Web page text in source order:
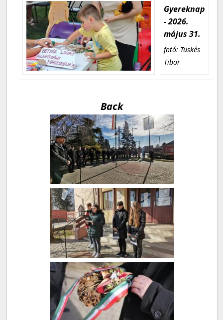
Gyereknap
- 2026.
május 31.
fotó: Tüskés
Tibor
Back